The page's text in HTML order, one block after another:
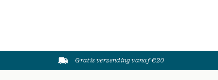
Gratis verzending vanaf €20